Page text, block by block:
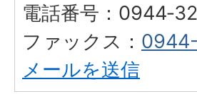
電話番号：
ファックス：
メールを送信